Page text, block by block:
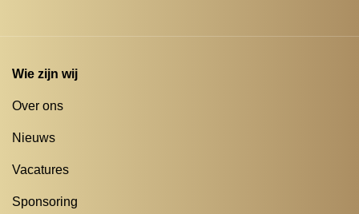
Wie zijn wij
Over ons
Nieuws
Vacatures
Sponsoring